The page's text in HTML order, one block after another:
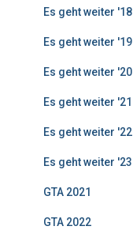
Es geht weiter '18
Es geht weiter '19
Es geht weiter '20
Es geht weiter '21
Es geht weiter '22
Es geht weiter '23
GTA 2021
GTA 2022